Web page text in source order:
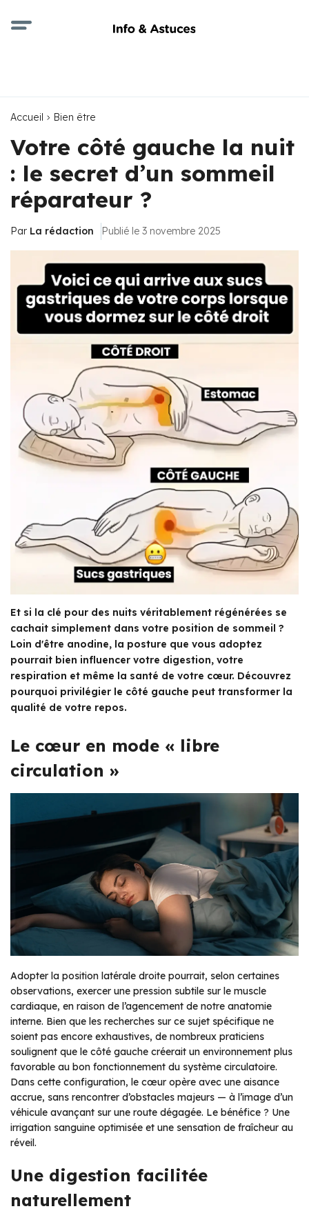
Accueil Bien être
Votre côté gauche la nuit
: le secret d’un sommeil
réparateur ?
Par La rédaction Publié le 3 novembre 2025
Et si la clé pour des nuits véritablement régénérées se
cachait simplement dans votre position de sommeil ?
Loin d'être anodine, la posture que vous adoptez
pourrait bien influencer votre digestion, votre
respiration et même la santé de votre cœur. Découvrez
pourquoi privilégier le côté gauche peut transformer la
qualité de votre repos.
Le cœur en mode « libre
circulation »
Adopter la position latérale droite pourrait, selon certaines
observations, exercer une pression subtile sur le muscle
cardiaque, en raison de l’agencement de notre anatomie
interne. Bien que les recherches sur ce sujet spécifique ne
soient pas encore exhaustives, de nombreux praticiens
soulignent que le côté gauche créerait un environnement plus
favorable au bon fonctionnement du système circulatoire.
Dans cette configuration, le cœur opère avec une aisance
accrue, sans rencontrer d’obstacles majeurs — à l’image d’un
véhicule avançant sur une route dégagée. Le bénéfice ? Une
irrigation sanguine optimisée et une sensation de fraîcheur au
réveil.
Une digestion facilitée
naturellement